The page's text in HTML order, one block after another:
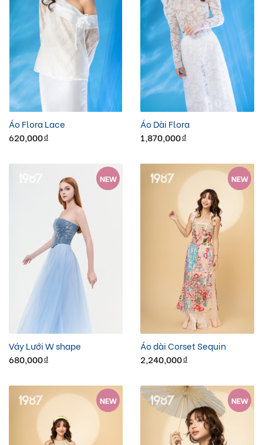
Áo Flora Lace
620,000đ
Áo Dài Flora
1,870,000đ
NEW
Váy Lưới W shape
680,000đ
NEW
Áo dài Corset Sequin
2,240,000đ
NEW NEW